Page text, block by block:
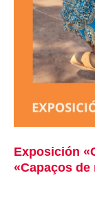
Exposición
«Capaços de